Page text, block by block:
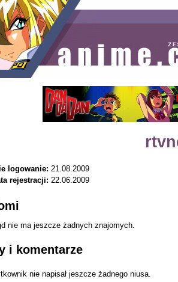
logowanie: 21.08.2009
rejestracji: 22.06.2009
nie ma jeszcze żadnych znajomych.
i komentarze
nie napisał jeszcze żadnego niusa.